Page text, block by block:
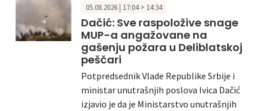
05.08.2026 | 17:04 > 14:34
Dačić: Sve raspoložive snage
MUP-a angažovane na
gašenju požara u Deliblatskoj
peščari
Potpredsednik Vlade Republike Srbije i
ministar unutrašnjih poslova Ivica Dačić
izjavio je da je Ministarstvo unutrašnjih